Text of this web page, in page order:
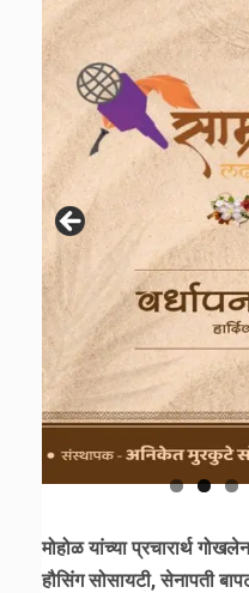
मोहोळ यांच्या प्रचारार्थ
हौसिंग सोसायटी, सेनापती